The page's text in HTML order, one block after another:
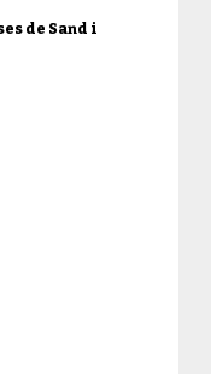
de Sand i